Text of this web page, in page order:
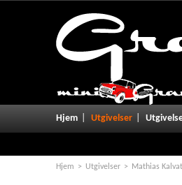
variable: promo in/home/grammofo/
Hjem Utgivelser
Hjem Utgivelser Mathias